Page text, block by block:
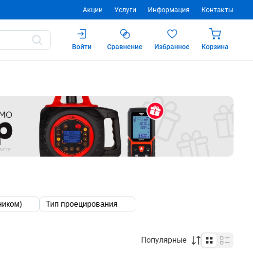
Акции Услуги Информация Контакты
Войти
Сравнение Избранное Корзина
Тип проецирования
Популярные